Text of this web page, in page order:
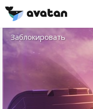
Заблокировать